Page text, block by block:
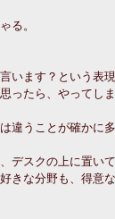
る。
ます？という表
ったら、やってし
違うことが確かに多
デスクの上に置い
きな分野も、得意